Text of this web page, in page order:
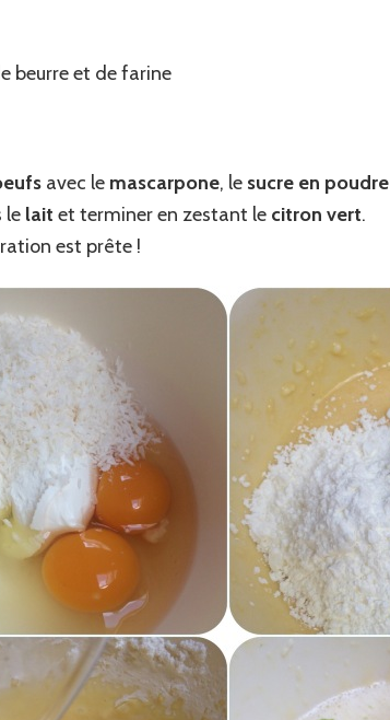
beurre et de farine
avec le mascarpone, le sucre en poudre
le lait et terminer en zestant le citron vert.
est prête !